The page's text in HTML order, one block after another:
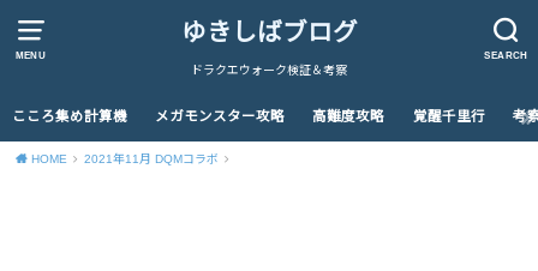
MENU SEARCH
ゆきしばブログ
ドラクエウォーク検証＆考察
こころ集め計算機 メガモンスター攻略 高難度攻略 覚醒千里行 考
HOME 2021年11月 DQMコラボ